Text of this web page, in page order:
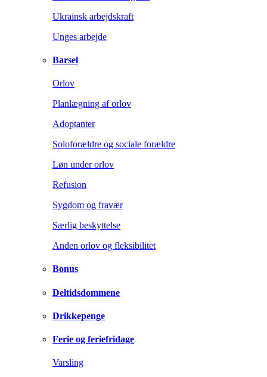
Ukrainsk arbejdskraft
Unges arbejde
Barsel
Orlov
Planlægning af orlov
Adoptanter
Soloforældre og sociale forældre
Løn under orlov
Refusion
Sygdom og fravær
Særlig beskyttelse
Anden orlov og fleksibilitet
Bonus
Deltidsdommene
Drikkepenge
Ferie og feriefridage
Varsling